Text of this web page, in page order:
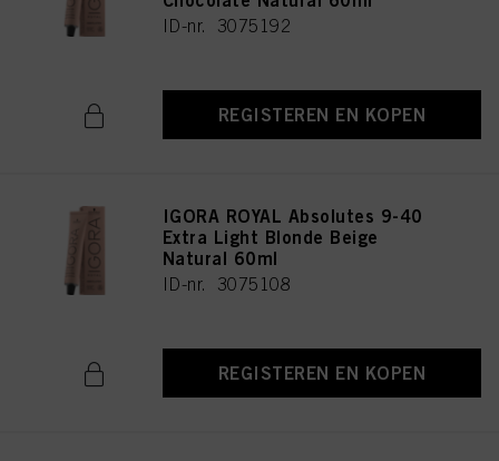
ID-nr. 3075192
REGISTEREN EN KOPEN
IGORA ROYAL Absolutes 9-40
Extra Light Blonde Beige
Natural 60ml
ID-nr. 3075108
REGISTEREN EN KOPEN